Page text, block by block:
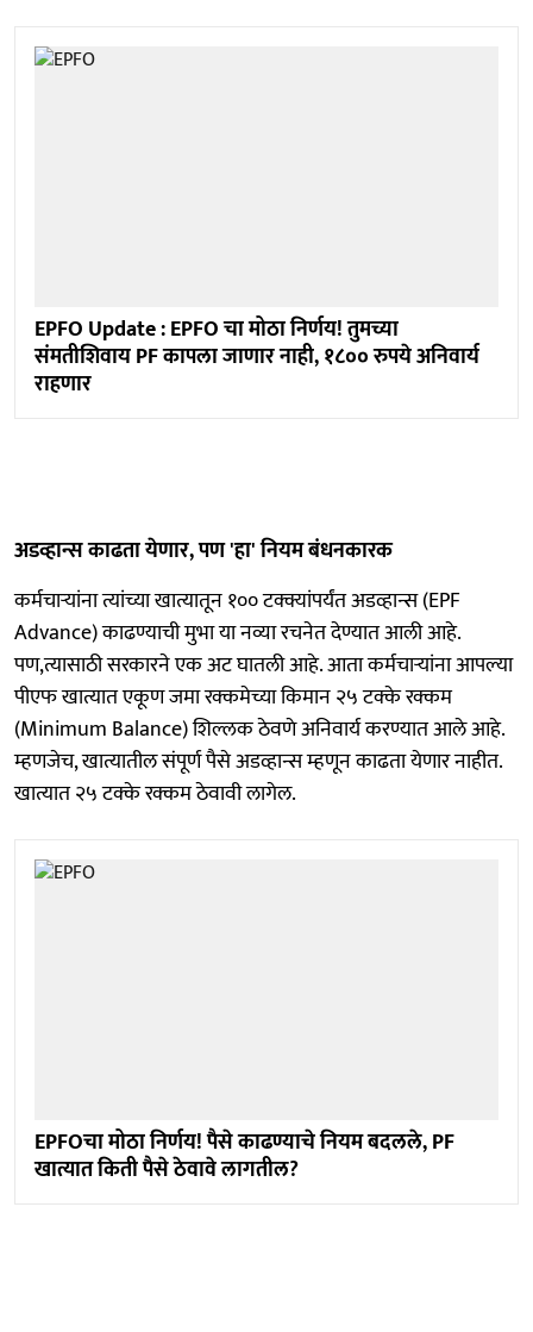
EPFO Update : EPFO चा मोठा निर्णय! तुमच्या
संमतीशिवाय PF कापला जाणार नाही, १८०० रुपये अनिवार्य
राहणार
अडव्हान्स काढता येणार, पण 'हा' नियम बंधनकारक
कर्मचाऱ्यांना त्यांच्या खात्यातून १०० टक्क्यांपर्यंत अडव्हान्स (EPF
Advance) काढण्याची मुभा या नव्या रचनेत देण्यात आली आहे.
पण,त्यासाठी सरकारने एक अट घातली आहे. आता कर्मचाऱ्यांना आपल्या
पीएफ खात्यात एकूण जमा रक्कमेच्या किमान २५ टक्के रक्कम
(Minimum Balance) शिल्लक ठेवणे अनिवार्य करण्यात आले आहे.
म्हणजेच, खात्यातील संपूर्ण पैसे अडव्हान्स म्हणून काढता येणार नाहीत.
खात्यात २५ टक्के रक्कम ठेवावी लागेल.
EPFOचा मोठा निर्णय! पैसे काढण्याचे नियम बदलले, PF
खात्यात किती पैसे ठेवावे लागतील?